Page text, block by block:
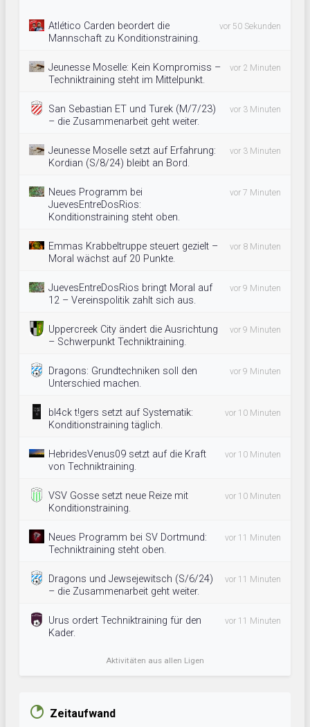
Atlético Carden beordert die
Mannschaft zu Konditionstraining.
vor 50 Sekunden
Jeunesse Moselle: Kein Kompromiss –
Techniktraining steht im Mittelpunkt.
vor 2 Minuten
San Sebastian ET und Turek (M/7/23)
– die Zusammenarbeit geht weiter.
vor 3 Minuten
Jeunesse Moselle setzt auf Erfahrung:
Kordian (S/8/24) bleibt an Bord.
vor 3 Minuten
Neues Programm bei
JuevesEntreDosRios:
Konditionstraining steht oben.
vor 7 Minuten
Emmas Krabbeltruppe steuert gezielt –
Moral wächst auf 20 Punkte.
vor 8 Minuten
JuevesEntreDosRios bringt Moral auf
12 – Vereinspolitik zahlt sich aus.
vor 9 Minuten
Uppercreek City ändert die Ausrichtung
– Schwerpunkt Techniktraining.
vor 9 Minuten
Dragons: Grundtechniken soll den
Unterschied machen.
vor 9 Minuten
bl4ck t!gers setzt auf Systematik:
Konditionstraining täglich.
vor 10 Minuten
HebridesVenus09 setzt auf die Kraft
von Techniktraining.
vor 10 Minuten
VSV Gosse setzt neue Reize mit
Konditionstraining.
vor 10 Minuten
Neues Programm bei SV Dortmund:
Techniktraining steht oben.
vor 11 Minuten
Dragons und Jewsejewitsch (S/6/24)
– die Zusammenarbeit geht weiter.
vor 11 Minuten
Urus ordert Techniktraining für den
Kader.
vor 11 Minuten
Aktivitäten aus allen Ligen
Zeitaufwand